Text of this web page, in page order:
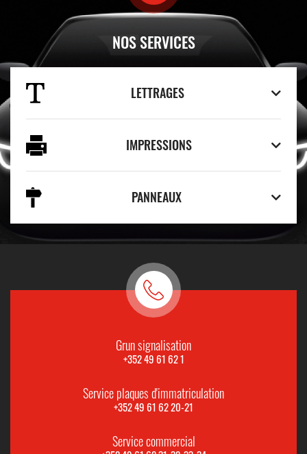
NOS SERVICES
LETTRAGES
IMPRESSIONS
PANNEAUX
Grun signalisation
+352 49 61 62 1
Service plaques d'immatriculation
+352 49 61 62 20-21
Service commercial